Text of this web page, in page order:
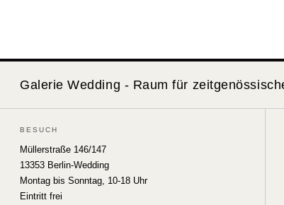
Galerie Wedding - Raum für
BESUCH
Müllerstraße 146/147
13353 Berlin-Wedding
Montag bis Sonntag, 10-18 Uhr
Eintritt frei